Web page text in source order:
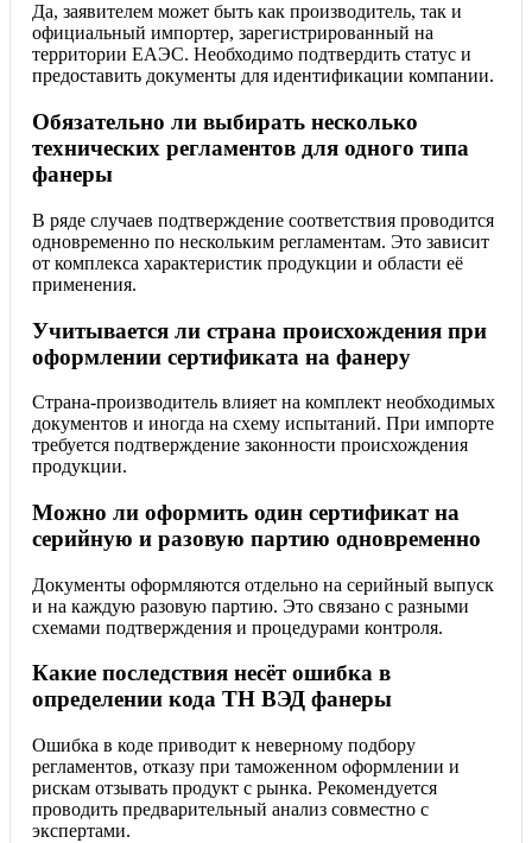
Да, заявителем может быть как производитель, так и
официальный импортер, зарегистрированный на
территории ЕАЭС. Необходимо подтвердить статус и
предоставить документы для идентификации компании.
Обязательно ли выбирать несколько
технических регламентов для одного типа
фанеры
В ряде случаев подтверждение соответствия проводится
одновременно по нескольким регламентам. Это зависит
от комплекса характеристик продукции и области её
применения.
Учитывается ли страна происхождения при
оформлении сертификата на фанеру
Страна-производитель влияет на комплект необходимых
документов и иногда на схему испытаний. При импорте
требуется подтверждение законности происхождения
продукции.
Можно ли оформить один сертификат на
серийную и разовую партию одновременно
Документы оформляются отдельно на серийный выпуск
и на каждую разовую партию. Это связано с разными
схемами подтверждения и процедурами контроля.
Какие последствия несёт ошибка в
определении кода ТН ВЭД фанеры
Ошибка в коде приводит к неверному подбору
регламентов, отказу при таможенном оформлении и
рискам отзывать продукт с рынка. Рекомендуется
проводить предварительный анализ совместно с
экспертами.